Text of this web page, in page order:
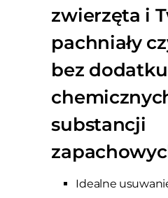
zwierzęta i
pachniały
bez dodatku
substancji
Idealne